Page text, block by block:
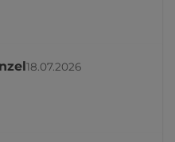
18.07.2026